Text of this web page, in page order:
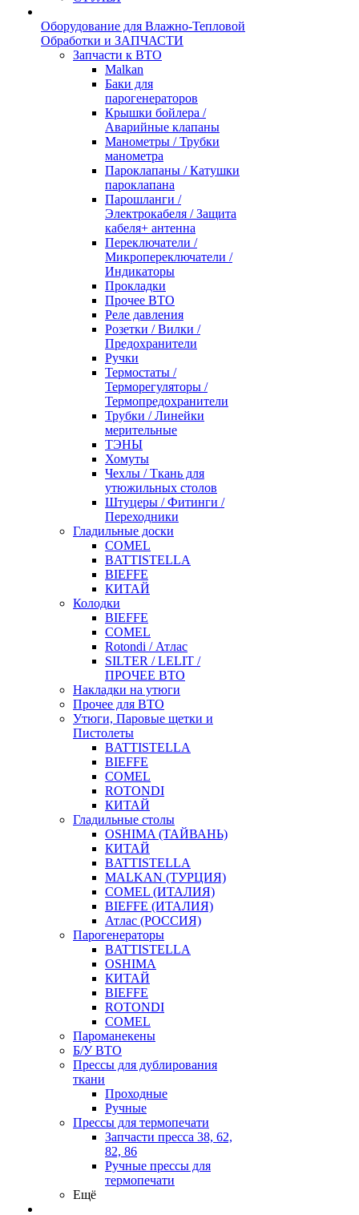
Оборудование для Влажно-Тепловой
Обработки и ЗАПЧАСТИ
Запчасти к ВТО
Malkan
Баки для
парогенераторов
Крышки бойлера /
Аварийные клапаны
Манометры / Трубки
манометра
Пароклапаны / Катушки
пароклапана
Парошланги /
Электрокабеля / Защита
кабеля+ антенна
Переключатели /
Микропереключатели /
Индикаторы
Прокладки
Прочее ВТО
Реле давления
Розетки / Вилки /
Предохранители
Ручки
Термостаты /
Терморегуляторы /
Термопредохранители
Трубки / Линейки
мерительные
ТЭНЫ
Хомуты
Чехлы / Ткань для
утюжильных столов
Штуцеры / Фитинги /
Переходники
Гладильные доски
COMEL
BATTISTELLA
BIEFFE
КИТАЙ
Колодки
BIEFFE
COMEL
Rotondi / Атлас
SILTER / LELIT /
ПРОЧЕЕ ВТО
Накладки на утюги
Прочее для ВТО
Утюги, Паровые щетки и
Пистолеты
BATTISTELLA
BIEFFE
COMEL
ROTONDI
КИТАЙ
Гладильные столы
OSHIMA (ТАЙВАНЬ)
КИТАЙ
BATTISTELLA
MALKAN (ТУРЦИЯ)
COMEL (ИТАЛИЯ)
BIEFFE (ИТАЛИЯ)
Атлас (РОССИЯ)
Парогенераторы
BATTISTELLA
OSHIMA
КИТАЙ
BIEFFE
ROTONDI
COMEL
Пароманекены
Б/У ВТО
Прессы для дублирования
ткани
Проходные
Ручные
Прессы для термопечати
Запчасти пресса 38, 62,
82, 86
Ручные прессы для
термопечати
Ещё